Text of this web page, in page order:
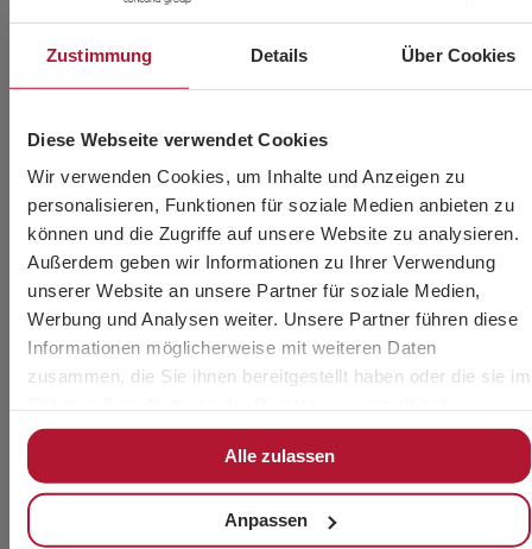
Zustimmung Details Über Cookies
Diese Webseite verwendet Cookies
Wir verwenden Cookies, um Inhalte und Anzeigen zu
personalisieren, Funktionen für soziale Medien anbieten zu
können und die Zugriffe auf unsere Website zu analysieren.
Außerdem geben wir Informationen zu Ihrer Verwendung
unserer Website an unsere Partner für soziale Medien,
Werbung und Analysen weiter. Unsere Partner führen diese
Informationen möglicherweise mit weiteren Daten
zusammen, die Sie ihnen bereitgestellt haben oder die sie im
Alle zulassen
Anpassen
BILBAO, S.L. (Steueridentifikationsnummer: B-